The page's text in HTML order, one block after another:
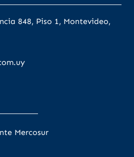
848, Piso 1, Montevideo,
Mercosur